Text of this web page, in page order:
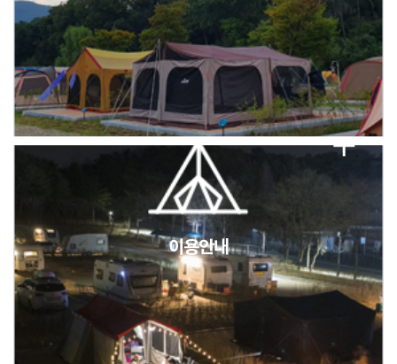
2026년 5월 캠핑장 안점 점검의 날 변경 안내
캠핑장(9월1일~6일) 미운영 공지
2026년 5월 캠핑장 안점 점검의 날 변경 안내
캠핑장(9월1일~6일) 미운영 공지
[6/1]전산시스템 점검 및 안정화에 따른 서비스 이용 제한 안내
이용안내